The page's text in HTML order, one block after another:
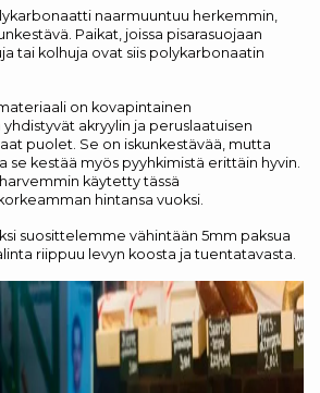
naarmuuntuu herkemmin,
Paikat, joissa pisarasuojaan
tai kolhuja ovat siis polykarbonaatin
on kovapintainen
akryylin ja peruslaatuisen
puolet. Se on iskunkestävää, mutta
se kestää myös pyyhkimistä erittäin hyvin.
käytetty tässä
hintansa vuoksi.
suosittelemme vähintään 5mm paksua
riippuu levyn koosta ja tuentatavasta.